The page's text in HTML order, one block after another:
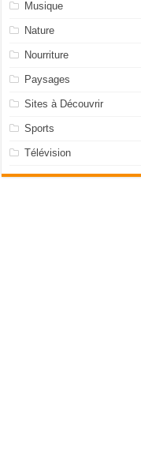
Musique
Nature
Nourriture
Paysages
Sites à Découvrir
Sports
Télévision